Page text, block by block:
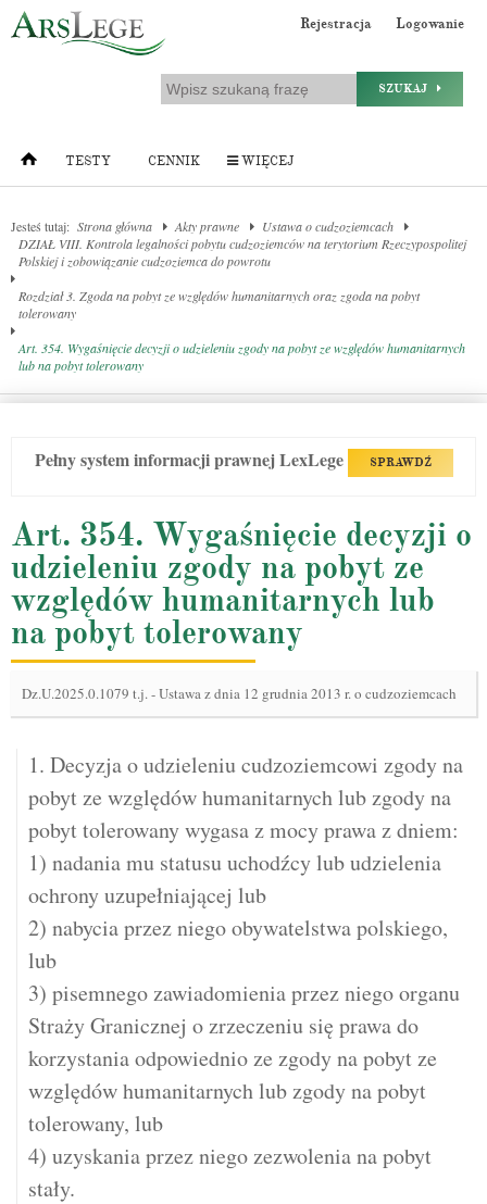
Rejestracja Logowanie
SZUKAJ
TESTY CENNIK WIĘCEJ
Jesteś tutaj: Strona główna Akty prawne
Ustawa o cudzoziemcach
DZIAŁ VIII. Kontrola legalności pobytu cudzoziemców na terytorium Rzeczypospolitej
Polskiej i zobowiązanie cudzoziemca do powrotu
Rozdział 3. Zgoda na pobyt ze względów humanitarnych oraz zgoda na pobyt
tolerowany
Art. 354. Wygaśnięcie decyzji o udzieleniu zgody na pobyt ze względów humanitarnych
lub na pobyt tolerowany
Pełny system informacji prawnej LexLege SPRAWDŹ
Art. 354. Wygaśnięcie decyzji o
udzieleniu zgody na pobyt ze
względów humanitarnych lub
na pobyt tolerowany
Dz.U.2025.0.1079 t.j.-Ustawa z dnia 12 grudnia 2013 r. o cudzoziemcach
1. Decyzja o udzieleniu cudzoziemcowi zgody na
pobyt ze względów humanitarnych lub zgody na
pobyt tolerowany wygasa z mocy prawa z dniem:
1) nadania mu statusu uchodźcy lub udzielenia
ochrony uzupełniającej lub
2) nabycia przez niego obywatelstwa polskiego,
lub
3) pisemnego zawiadomienia przez niego organu
Straży Granicznej o zrzeczeniu się prawa do
korzystania odpowiednio ze zgody na pobyt ze
względów humanitarnych lub zgody na pobyt
tolerowany, lub
4) uzyskania przez niego zezwolenia na pobyt
stały.